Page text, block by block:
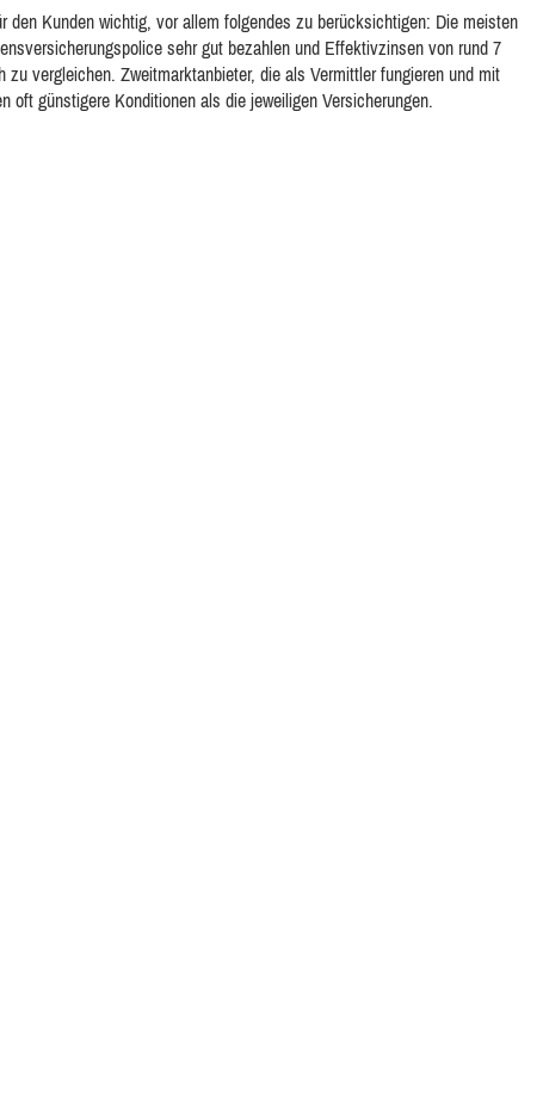
den Kunden wichtig, vor allem folgendes zu berücksichtigen: Die meisten
sehr gut bezahlen und Effektivzinsen von rund 7
vergleichen. Zweitmarktanbieter, die als Vermittler fungieren und mit
oft günstigere Konditionen als die jeweiligen Versicherungen.